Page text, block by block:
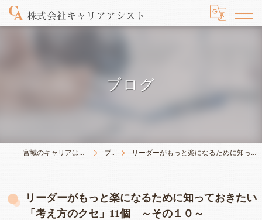
ブログ
宮城のキャリアは株式会社キャリアアシスト ブログ リーダーがもっと楽になるために知っておきたい「考え方のクセ」11個 ～その１０～
リーダーがもっと楽になるために知っておきたい
「考え方のクセ」11個 ～その１０～